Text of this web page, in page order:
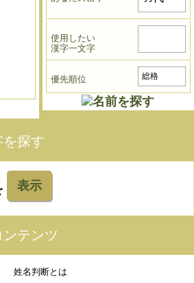
使用したい
漢字一文字
優先順位
探す
表示
テンツ
姓名判断とは